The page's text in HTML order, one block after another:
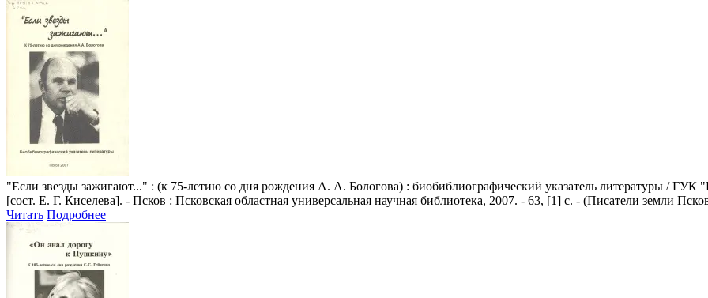
"Если звезды зажигают..." : (к 75-летию со дня рождения А. А. Бологова) : биобиблиографический указатель литературы / ГУК
[сост. Е. Г. Киселева]. - Псков : Псковская областная универсальная научная библиотека, 2007. - 63, [1] с. - (Писатели земли
Читать Подробнее